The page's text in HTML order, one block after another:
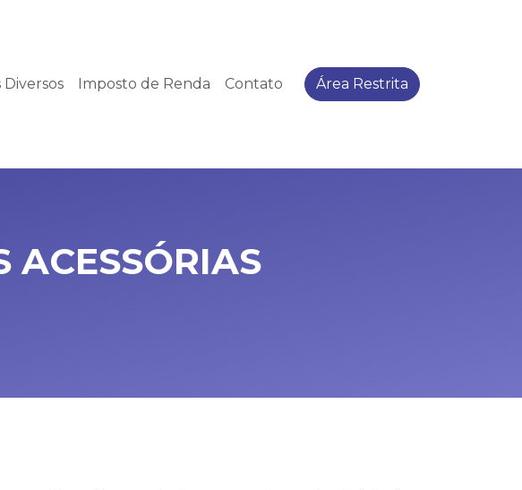
Imposto de Renda Contato Área Restrita
ACESSÓRIAS